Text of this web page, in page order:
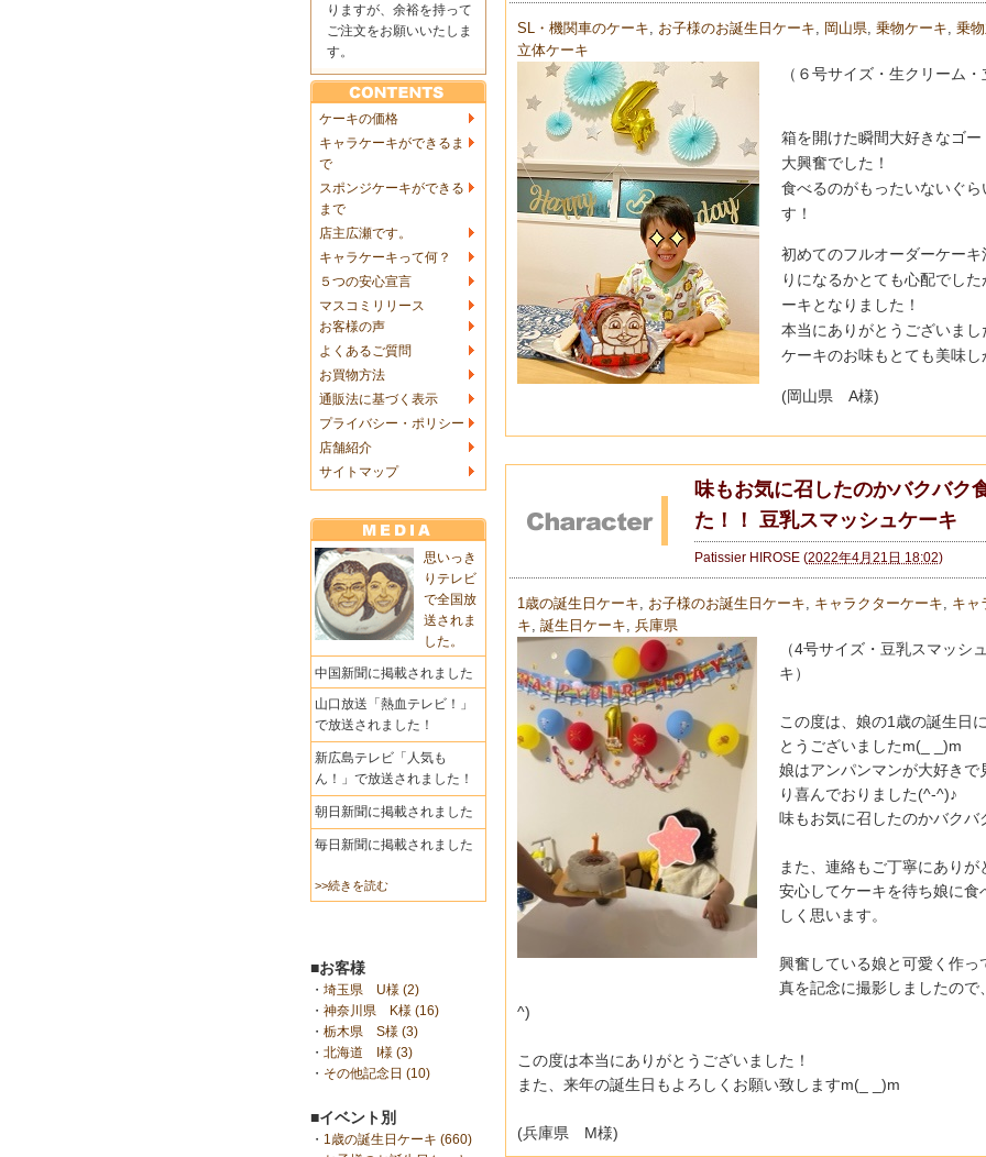
りますが、余裕を持って
ご注文をお願いいたしま
す。
ケーキの価格
キャラケーキができるま
で
スポンジケーキができる
まで
店主広瀬です。
キャラケーキって何？
５つの安心宣言
マスコミリリース
お客様の声
よくあるご質問
お買物方法
通販法に基づく表示
プライバシー・ポリシー
店舗紹介
サイトマップ
思いっき
りテレビ
で全国放
送されま
した。
中国新聞に掲載されました
山口放送「熱血テレビ！」
で放送されました！
新広島テレビ「人気も
ん！」で放送されました！
朝日新聞に掲載されました
毎日新聞に掲載されました
>>続きを読む
■お客様
・ 埼玉県 U様 (2)
・ 神奈川県 K様 (16)
・ 栃木県 S様 (3)
・ 北海道 I様 (3)
・ その他記念日 (10)
■イベント別
・ 1歳の誕生日ケーキ (660)
SL・機関車のケーキ お子様のお誕生日ケーキ 岡山県, 乗物ケーキ 乗
立体ケーキ
（６号サイズ・生クリーム
箱を開けた瞬間大好きなゴ
大興奮でした！
食べるのがもったいないぐ
す！
初めてのフルオーダーケー
りになるかとても心配でし
ーキとなりました！
本当にありがとうございまし
ケーキのお味もとても美味し
(岡山県 A様)
味もお気に召したのかバクバク
た！！ 豆乳スマッシュケーキ
Patissier HIROSE(2022年4月21日 18:02)
1歳の誕生日ケーキ お子様のお誕生日ケーキ キャラクターケーキ
キャ
キ 誕生日ケーキ 兵庫県
（4号サイズ・豆乳スマッシ
キ）
この度は、娘の1歳の誕生日
とうございましたm(_ _)m
娘はアンパンマンが大好きで
り喜んでおりました(^-^)♪
味もお気に召したのかバクバ
また、連絡もご丁寧にあり
安心してケーキを待ち娘に食
しく思います。
興奮している娘と可愛く作っ
真を記念に撮影しましたの
^)
この度は本当にありがとうございました！
また、来年の誕生日もよろしくお願い致しますm(_ _)m
(兵庫県 M様)